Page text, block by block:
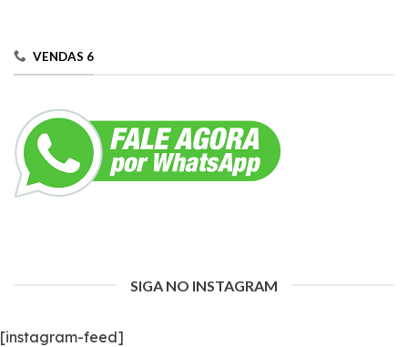
VENDAS 6
SIGA NO INSTAGRAM
[instagram-feed]